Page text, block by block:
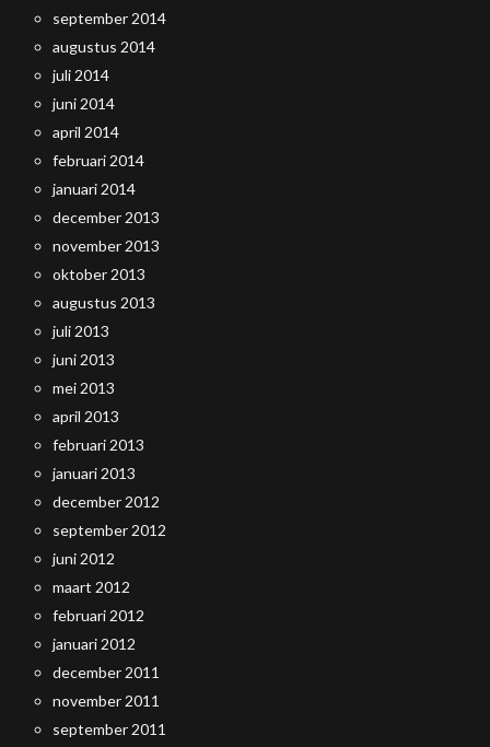
september 2014
augustus 2014
juli 2014
juni 2014
april 2014
februari 2014
januari 2014
december 2013
november 2013
oktober 2013
augustus 2013
juli 2013
juni 2013
mei 2013
april 2013
februari 2013
januari 2013
december 2012
september 2012
juni 2012
maart 2012
februari 2012
januari 2012
december 2011
november 2011
september 2011